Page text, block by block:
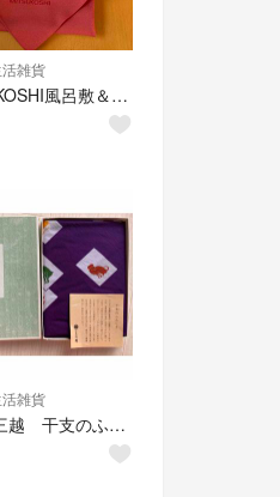
雑貨
MITSUKOSHI風呂敷＆シュウウエムラ×安野モヨコ コラボ風呂敷包
雑貨
日本橋三越 干支のふろしき